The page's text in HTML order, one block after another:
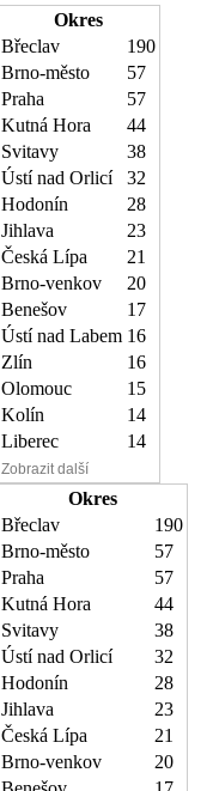
Okres
Břeclav
190
Brno-město
57
Praha
57
Kutná Hora
44
Svitavy
38
Ústí nad Orlicí
32
Hodonín
28
Jihlava
23
Česká Lípa
21
Brno-venkov
20
Benešov
17
Ústí nad Labem 16
Zlín
16
Olomouc
15
Kolín
14
Liberec
14
Zobrazit další
Okres
Břeclav
190
Brno-město
57
Praha
57
Kutná Hora
44
Svitavy
38
Ústí nad Orlicí
32
Hodonín
28
Jihlava
23
Česká Lípa
21
Brno-venkov
20